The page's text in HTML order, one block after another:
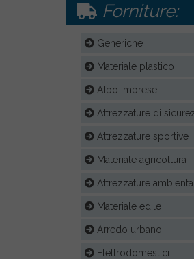
Forniture:
Generiche
Materiale plastico
Albo imprese
Attrezzature di
Attrezzature sportive
Materiale agricoltura
Attrezzature
Materiale edile
Arredo urbano
Elettrodomestici